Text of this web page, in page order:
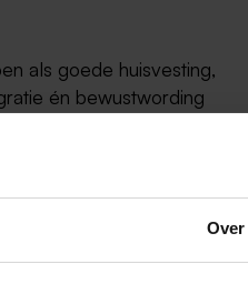
Over
als goede huisvesting,
én bewustwording